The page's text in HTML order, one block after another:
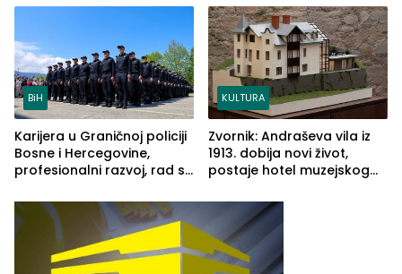
BiH
Karijera u Graničnoj policiji
Bosne i Hercegovine,
profesionalni razvoj, rad sa
služba građanima
KULTURA
Zvornik: Andraševa vila iz
1913. dobija novi život,
postaje hotel muzejskog